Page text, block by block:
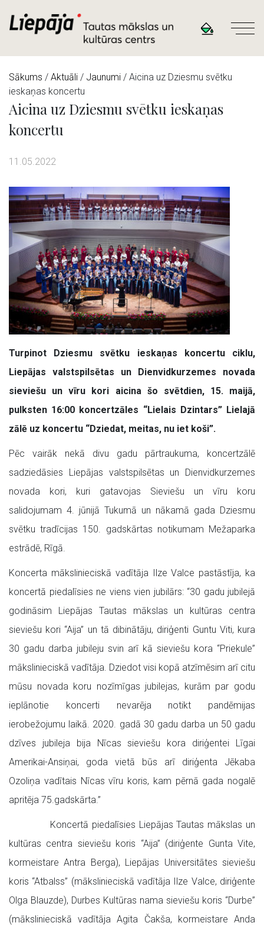
Sākums / Aktuāli / Jaunumi / Aicina uz Dziesmu svētku
ieskaņas koncertu
Aicina uz Dziesmu svētku ieskaņas
koncertu
11.05.2022
Turpinot Dziesmu svētku ieskaņas koncertu ciklu,
Liepājas valstspilsētas un Dienvidkurzemes novada
sieviešu un vīru kori aicina šo svētdien, 15. maijā,
pulksten 16:00 koncertzāles “Lielais Dzintars” Lielajā
zālē uz koncertu “Dziedat, meitas, nu iet koši”.
Pēc vairāk nekā divu gadu pārtraukuma, koncertzālē
sadziedāsies Liepājas valstspilsētas un Dienvidkurzemes
novada kori, kuri gatavojas Sieviešu un vīru koru
salidojumam 4. jūnijā Tukumā un nākamā gada Dziesmu
svētku tradīcijas 150. gadskārtas notikumam Mežaparka
estrādē, Rīgā.
Koncerta mākslinieciskā vadītāja Ilze Valce pastāstīja, ka
koncertā piedalīsies ne viens vien jubilārs: “30 gadu jubilejā
godināsim Liepājas Tautas mākslas un kultūras centra
sieviešu kori “Aija” un tā dibinātāju, diriģenti Guntu Viti, kura
30 gadu darba jubileju svin arī kā sieviešu kora “Priekule”
mākslinieciskā vadītāja. Dziedot visi kopā atzīmēsim arī citu
mūsu novada koru nozīmīgas jubilejas, kurām par godu
ieplānotie koncerti nevarēja notikt pandēmijas
ierobežojumu laikā. 2020. gadā 30 gadu darba un 50 gadu
dzīves jubileja bija Nīcas sieviešu kora diriģentei Līgai
Amerikai-Ansiņai, goda vietā būs arī diriģenta Jēkaba
Ozoliņa vadītais Nīcas vīru koris, kam pērnā gada nogalē
apritēja 75.gadskārta.”
Koncertā piedalīsies Liepājas Tautas mākslas un
kultūras centra sieviešu koris “Aija” (diriģente Gunta Vite,
kormeistare Antra Berga), Liepājas Universitātes sieviešu
koris “Atbalss” (mākslinieciskā vadītāja Ilze Valce, diriģente
Olga Blauzde), Durbes Kultūras nama sieviešu koris “Durbe”
(mākslinieciskā vadītāja Agita Čakša, kormeistare Anda